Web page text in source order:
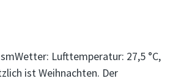
Lufttemperatur: 27,5 °C,
ist Weihnachten. Der